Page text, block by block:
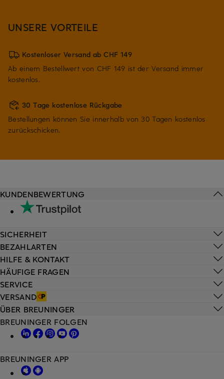
UNSERE VORTEILE
Kostenloser Versand ab CHF 149
Ab einem Bestellwert von CHF 149 ist der Versand immer
kostenlos.
30 Tage kostenlose Rückgabe
Bestellungen können Sie innerhalb von 30 Tagen kostenlos
zurückschicken.
HILFE & KONTAKT
HÄUFIGE FRAGEN
SERVICE
VERSAND
KUNDENBEWERTUNG
SICHERHEIT
BEZAHLARTEN
ÜBER BREUNINGER
BREUNINGER FOLGEN
BREUNINGER APP